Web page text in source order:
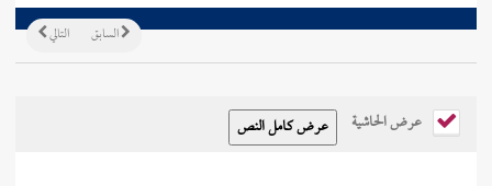
التالي السابق
عرض الحاشية